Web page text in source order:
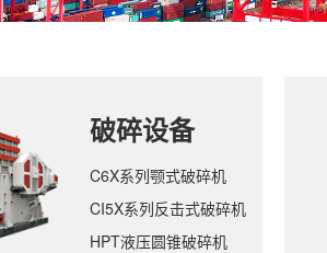
破碎设备
C6X系列颚式破碎机
CI5X系列反击式破碎机
HPT液压圆锥破碎机